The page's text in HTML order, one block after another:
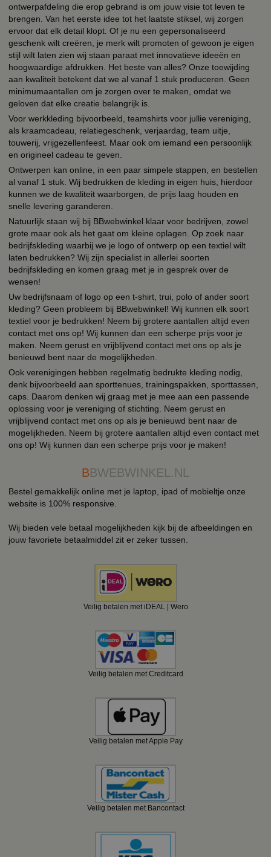
ontwerpafdeling die erop gebrand is om jouw visie tot leven te
brengen. Van het eerste idee tot het laatste stiksel, wij zorgen
ervoor dat elk detail klopt. Of je nu een gepersonaliseerd
geschenk wilt creëren, je merk wilt promoten of gewoon je eigen
stijl wilt laten zien wij staan paraat met innovatieve ideeën en
hoogwaardige afdrukken. Het beste van alles? Onze toewijding
aan kwaliteit betekent dat we al vanaf 1 stuk produceren. Geen
minimumaantallen om je zorgen over te maken, omdat we
geloven dat elke creatie belangrijk is.
Voor werkkleding bijvoorbeeld, teamshirts voor jullie vereniging,
als kraamcadeau, relatiegeschenk, verjaardag, team uitje,
touwerij, vrijgezellenfeest. Maar ook om iemand een persoonlijk
en origineel cadeau te geven.
Ontwerpen kan online, in een paar simpele stappen, en bestellen
al vanaf 1 stuk. Wij bedrukken de kleding in eigen huis, hierdoor
kunnen we de kwaliteit waarborgen, de prijs laag houden en
snelle levering garanderen.
Natuurlijk staan wij bij BBwebwinkel klaar voor bedrijven, zowel
grote maar ook als het gaat om kleine oplagen. Op zoek naar
bedrijfskleding waarbij we je logo of ontwerp op een textiel wilt
laten bedrukken? Wij zijn specialist in allerlei soorten
bedrijfskleding en komen graag met je in gesprek over de
wensen!
Uw bedrijfsnaam of logo op een t-shirt, trui, polo of ander soort
kleding? Geen probleem bij BBwebwinkel! Wij kunnen elk soort
textiel voor je bedrukken! Neem bij grotere aantallen altijd even
contact met ons op! Wij kunnen dan een scherpe prijs voor je
maken. Neem gerust en vrijblijvend contact met ons op als je
benieuwd bent naar de mogelijkheden.
Ook verenigingen hebben regelmatig bedrukte kleding nodig,
denk bijvoorbeeld aan sporttenues, trainingspakken, sporttassen,
caps. Daarom denken wij graag met je mee aan een passende
oplossing voor je vereniging of stichting. Neem gerust en
vrijblijvend contact met ons op als je benieuwd bent naar de
mogelijkheden. Neem bij grotere aantallen altijd even contact met
ons op! Wij kunnen dan een scherpe prijs voor je maken!
BBWEBWINKEL.NL
Bestel gemakkelijk online met je laptop, ipad of mobieltje onze
website is 100% responsive.
Wij bieden vele betaal mogelijkheden kijk bij de afbeeldingen en
jouw favoriete betaalmiddel zit er zeker tussen.
Veilig betalen met iDEAL | Wero
Veilig betalen met Creditcard
Veilig betalen met Apple Pay
Veilig betalen met Bancontact